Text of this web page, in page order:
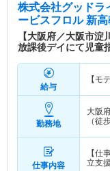
株式会社グッドラ
ービスフロル 新
【大阪府／大阪市
放課後デイにて児童
給与
【モ
勤務地
大阪
（徒
仕事内容
【仕